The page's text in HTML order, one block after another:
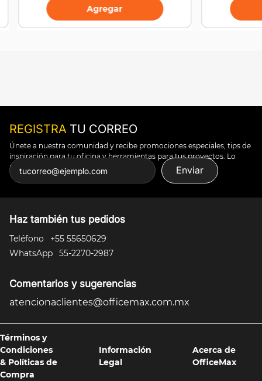
Agregar
REGISTRA TU CORREO
Únete a nuestra comunidad y recibe promociones especiales, tips de
inspiración para tu oficina y herramientas para tus proyectos. Lo
puedes todo.
Enviar
Haz también tus pedidos
Teléfono
+55 55650629
WhatsApp
55-2270-2987
Comentarios y sugerencias
atencionaclientes@officemax.com.mx
Términos y
Condiciones
& Políticas de
Compra
Información
Legal
Acerca de
OfficeMax